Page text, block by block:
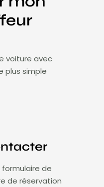
voiture avec
plus simple
de
de réservation